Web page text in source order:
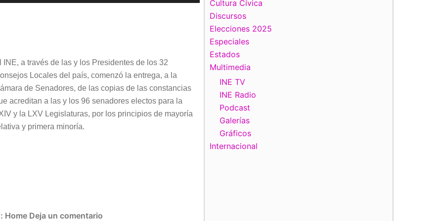
para
aumentar
o
disminuir
el
INE, a través de las y los Presidentes de los 32
Locales del país, comenzó la entrega, a la
de Senadores, de las copias de las constancias
acreditan a las y los 96 senadores electos para la
y la LXV Legislaturas, por los principios de mayoría
y primera minoría.
Home Deja un comentario
Cultura Cívica
Discursos
Elecciones 2025
Especiales
Estados
Multimedia
INE TV
INE Radio
Podcast
Galerías
Gráficos
Internacional